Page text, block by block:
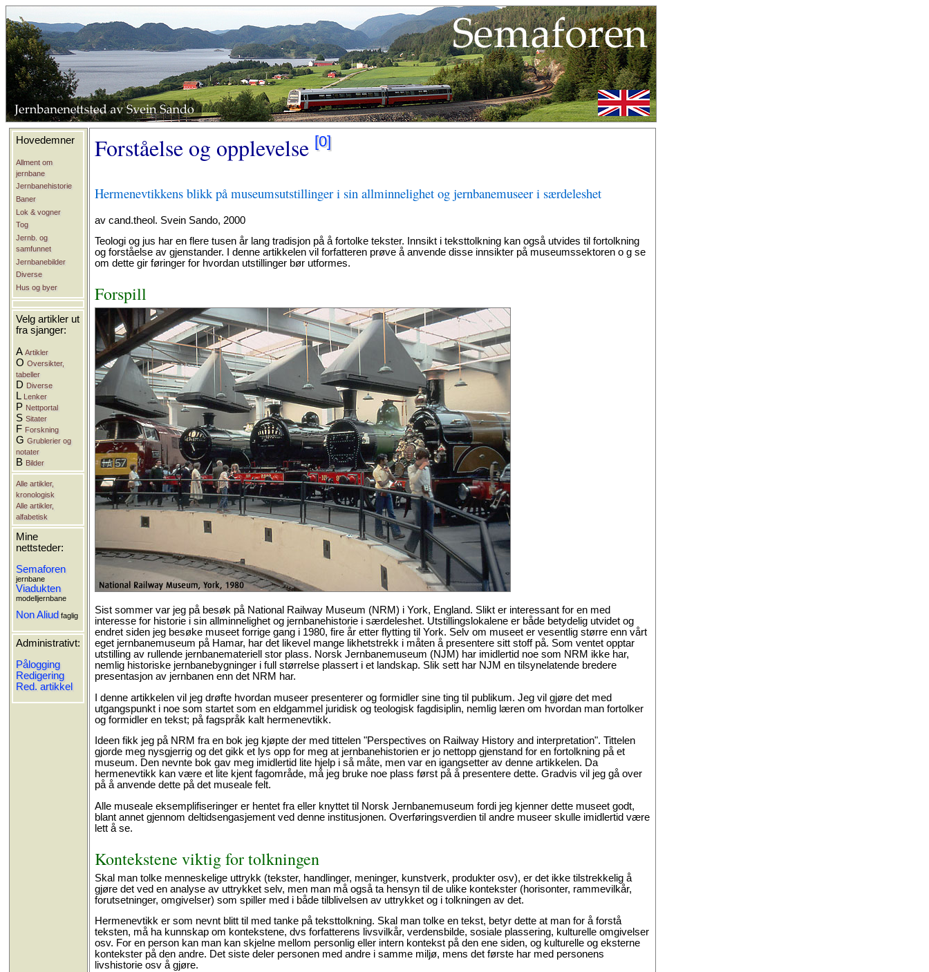
Hovedemner
Allment om
jernbane
Jernbanehistorie
Baner
Lok & vogner
Tog
Jernb. og
samfunnet
Jernbanebilder
Diverse
Hus og byer
Velg artikler ut
fra sjanger:
AArtikler
OOversikter,
tabeller
D Diverse
L Lenker
P Nettportal
SSitater
F Forskning
GGrublerier og
notater
B Bilder
Alle artikler,
kronologisk
Alle artikler,
alfabetisk
Mine
nettsteder:
Semaforen
jernbane
Viadukten
modelljernbane
Non Aliud faglig
Administrativt:
Pålogging
Redigering
Red. artikkel
Forståelse og opplevelse [0]
Hermenevtikkens blikk på museumsutstillinger i sin allminnelighet og jernbanemuseer i særdeleshet
av cand.theol. Svein Sando, 2000
Teologi og jus har en flere tusen år lang tradisjon på å fortolke tekster. Innsikt i teksttolkning kan også utvides til fortolkning
og forståelse av gjenstander. I denne artikkelen vil forfatteren prøve å anvende disse innsikter på museumssektoren o g se
om dette gir føringer for hvordan utstillinger bør utformes.
Forspill
Sist sommer var jeg på besøk på National Railway Museum (NRM) i York, England. Slikt er interessant for en med
interesse for historie i sin allminnelighet og jernbanehistorie i særdeleshet. Utstillingslokalene er både betydelig utvidet og
endret siden jeg besøke museet forrige gang i 1980, fire år etter flytting til York. Selv om museet er vesentlig større enn vårt
eget jernbanemuseum på Hamar, har det likevel mange likhetstrekk i måten å presentere sitt stoff på. Som ventet opptar
utstilling av rullende jernbanemateriell stor plass. Norsk Jernbanemuseum (NJM) har imidlertid noe som NRM ikke har,
nemlig historiske jernbanebygninger i full størrelse plassert i et landskap. Slik sett har NJM en tilsynelatende bredere
presentasjon av jernbanen enn det NRM har.
I denne artikkelen vil jeg drøfte hvordan museer presenterer og formidler sine ting til publikum. Jeg vil gjøre det med
utgangspunkt i noe som startet som en eldgammel juridisk og teologisk fagdisiplin, nemlig læren om hvordan man fortolker
og formidler en tekst; på fagspråk kalt hermenevtikk.
Ideen fikk jeg på NRM fra en bok jeg kjøpte der med tittelen "Perspectives on Railway History and interpretation". Tittelen
gjorde meg nysgjerrig og det gikk et lys opp for meg at jernbanehistorien er jo nettopp gjenstand for en fortolkning på et
museum. Den nevnte bok gav meg imidlertid lite hjelp i så måte, men var en igangsetter av denne artikkelen. Da
hermenevtikk kan være et lite kjent fagområde, må jeg bruke noe plass først på å presentere dette. Gradvis vil jeg gå over
på å anvende dette på det museale felt.
Alle museale eksemplifiseringer er hentet fra eller knyttet til Norsk Jernbanemuseum fordi jeg kjenner dette museet godt,
blant annet gjennom deltidsengasjement ved denne institusjonen. Overføringsverdien til andre museer skulle imidlertid være
lett å se.
Kontekstene viktig for tolkningen
Skal man tolke menneskelige uttrykk (tekster, handlinger, meninger, kunstverk, produkter osv), er det ikke tilstrekkelig å
gjøre det ved en analyse av uttrykket selv, men man må også ta hensyn til de ulike kontekster (horisonter, rammevilkår,
forutsetninger, omgivelser) som spiller med i både tilblivelsen av uttrykket og i tolkningen av det.
Hermenevtikk er som nevnt blitt til med tanke på teksttolkning. Skal man tolke en tekst, betyr dette at man for å forstå
teksten, må ha kunnskap om kontekstene, dvs forfatterens livsvilkår, verdensbilde, sosiale plassering, kulturelle omgivelser
osv. For en person kan man kan skjelne mellom personlig eller intern kontekst på den ene siden, og kulturelle og eksterne
kontekster på den andre. Det siste deler personen med andre i samme miljø, mens det første har med personens
livshistorie osv å gjøre.